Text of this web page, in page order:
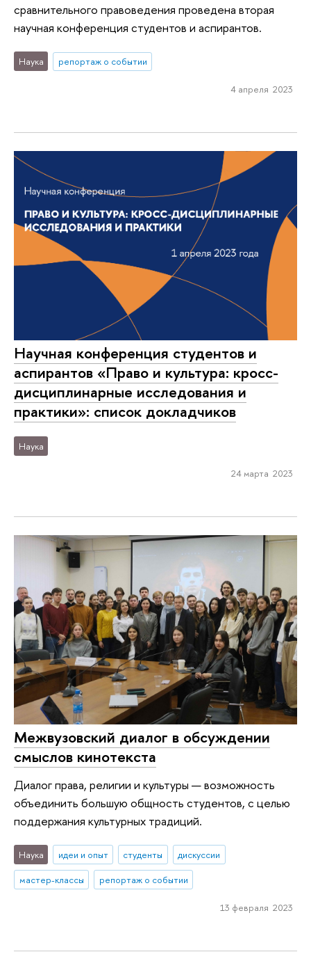
сравнительного правоведения проведена вторая
научная конференция студентов и аспирантов.
Наука репортаж о событии
4 апреля 2023
Научная конференция студентов и
аспирантов «Право и культура: кросс-
дисциплинарные исследования и
практики»: список докладчиков
Наука
24 марта 2023
Межвузовский диалог в обсуждении
смыслов кинотекста
Диалог права, религии и культуры — возможность
объединить большую общность студентов, с целью
поддержания культурных традиций.
Наука идеи и опыт студенты
дискуссии
мастер-классы
репортаж о событии
13 февраля 2023